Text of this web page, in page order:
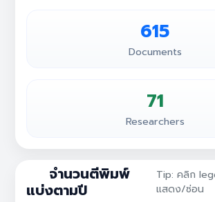
615
Documents
71
Researchers
จำนวนตีพิมพ์
แบ่งตามปี
Tip: คลิก
แสดง/ซ่อน
กราฟแสดงจำนวนเอกสารรายปีของคณะ